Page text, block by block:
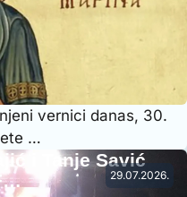
vernici danas, 30.
…
29.07.2026.
i Tanje Savić